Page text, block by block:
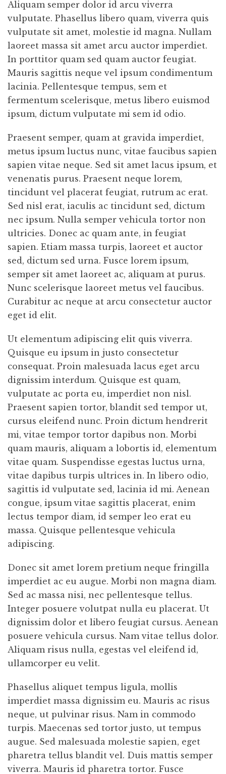
Aliquam semper dolor id arcu viverra
vulputate. Phasellus libero quam, viverra quis
vulputate sit amet, molestie id magna. Nullam
laoreet massa sit amet arcu auctor imperdiet.
In porttitor quam sed quam auctor feugiat.
Mauris sagittis neque vel ipsum condimentum
lacinia. Pellentesque tempus, sem et
fermentum scelerisque, metus libero euismod
ipsum, dictum vulputate mi sem id odio.
Praesent semper, quam at gravida imperdiet,
metus ipsum luctus nunc, vitae faucibus sapien
sapien vitae neque. Sed sit amet lacus ipsum, et
venenatis purus. Praesent neque lorem,
tincidunt vel placerat feugiat, rutrum ac erat.
Sed nisl erat, iaculis ac tincidunt sed, dictum
nec ipsum. Nulla semper vehicula tortor non
ultricies. Donec ac quam ante, in feugiat
sapien. Etiam massa turpis, laoreet et auctor
sed, dictum sed urna. Fusce lorem ipsum,
semper sit amet laoreet ac, aliquam at purus.
Nunc scelerisque laoreet metus vel faucibus.
Curabitur ac neque at arcu consectetur auctor
eget id elit.
Ut elementum adipiscing elit quis viverra.
Quisque eu ipsum in justo consectetur
consequat. Proin malesuada lacus eget arcu
dignissim interdum. Quisque est quam,
vulputate ac porta eu, imperdiet non nisl.
Praesent sapien tortor, blandit sed tempor ut,
cursus eleifend nunc. Proin dictum hendrerit
mi, vitae tempor tortor dapibus non. Morbi
quam mauris, aliquam a lobortis id, elementum
vitae quam. Suspendisse egestas luctus urna,
vitae dapibus turpis ultrices in. In libero odio,
sagittis id vulputate sed, lacinia id mi. Aenean
congue, ipsum vitae sagittis placerat, enim
lectus tempor diam, id semper leo erat eu
massa. Quisque pellentesque vehicula
adipiscing.
Donec sit amet lorem pretium neque fringilla
imperdiet ac eu augue. Morbi non magna diam.
Sed ac massa nisi, nec pellentesque tellus.
Integer posuere volutpat nulla eu placerat. Ut
dignissim dolor et libero feugiat cursus. Aenean
posuere vehicula cursus. Nam vitae tellus dolor.
Aliquam risus nulla, egestas vel eleifend id,
ullamcorper eu velit.
Phasellus aliquet tempus ligula, mollis
imperdiet massa dignissim eu. Mauris ac risus
neque, ut pulvinar risus. Nam in commodo
turpis. Maecenas sed tortor justo, ut tempus
augue. Sed malesuada molestie sapien, eget
pharetra tellus blandit vel. Duis mattis semper
viverra. Mauris id pharetra tortor. Fusce